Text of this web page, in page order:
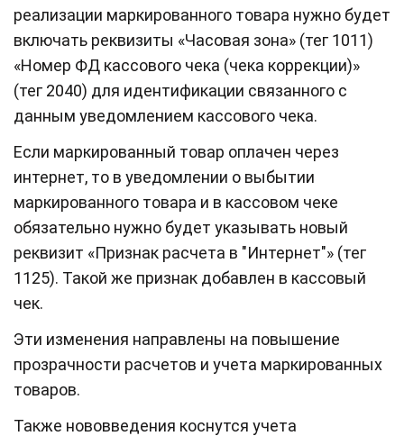
реализации маркированного товара нужно будет
включать реквизиты «Часовая зона» (тег 1011)
«Номер ФД кассового чека (чека коррекции)»
(тег 2040) для идентификации связанного с
данным уведомлением кассового чека.
Если маркированный товар оплачен через
интернет, то в уведомлении о выбытии
маркированного товара и в кассовом чеке
обязательно нужно будет указывать новый
реквизит «Признак расчета в "Интернет"» (тег
1125). Такой же признак добавлен в кассовый
чек.
Эти изменения направлены на повышение
прозрачности расчетов и учета маркированных
товаров.
Также нововведения коснутся учета